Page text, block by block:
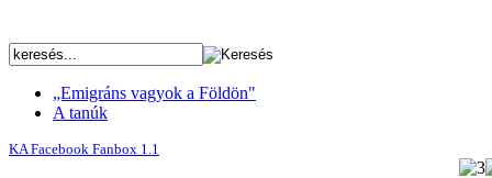
„Emigráns vagyok a Földön"
A tanúk
KA Facebook Fanbox 1.1